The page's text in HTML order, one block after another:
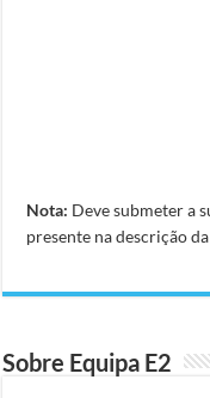
Nota: Deve submeter a
presente na descrição
Sobre Equipa E2